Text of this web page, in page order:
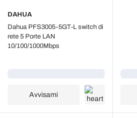
DAHUA
Dahua PFS3005-5GT-L switch di
rete 5 Porte LAN
10/100/1000Mbps
Avvisami